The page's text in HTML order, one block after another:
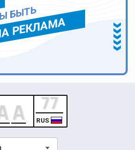
БЫТЬ
РЕКЛАМА
RUS